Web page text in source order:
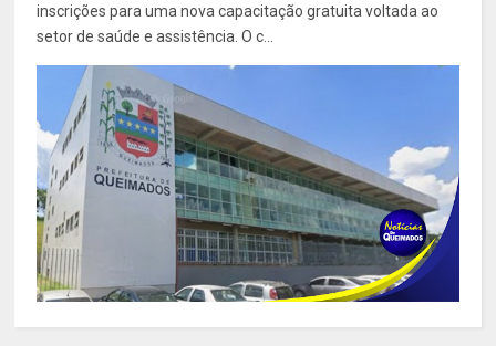
inscrições para uma nova capacitação gratuita voltada ao
setor de saúde e assistência. O c...